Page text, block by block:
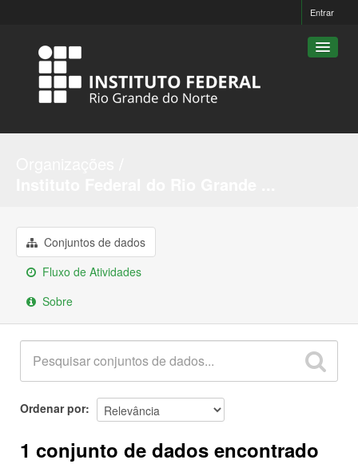
Entrar
Sobre
Conjuntos de dados
Fluxo de Atividades
Sobre
Ordenar por
1 conjunto de dados encontrado